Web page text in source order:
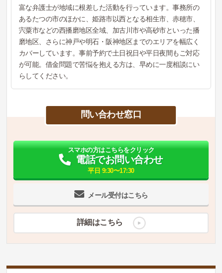
富な弁護士が地域に根差した活動を行っています。事務所の
あるたつの市のほかに、姫路市以西となる相生市、赤穂市、
宍粟市などの西播磨地区全域、加古川市や高砂市といった播
磨地区、さらに神戸や明石・阪神地区までのエリアを幅広く
カバーしています。事前予約で土日祝日や平日夜間もご対応
が可能。借金問題で苦悩を抱える方は、早めに一度相談にい
らしてください。
問い合わせ窓口
メール受付はこちら
スマホの方はこちらをクリック
電話でお問い合わせ
平日 9:30〜17:30
詳細はこちら